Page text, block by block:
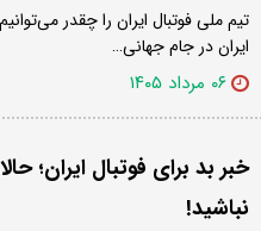
تیم ملی فوتبال ایران را چقدر
ایران در جام جهانی…
۰۶ مرداد ۱۴۰۵
خبر بد برای فوتبال ایران؛
نباشید!